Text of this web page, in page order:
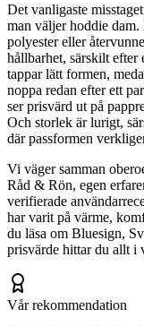
Det vanligaste
man väljer hoddie
polyester eller
hållbarhet, särskilt efter
tappar lätt formen,
noppa redan efter ett
ser prisvärd ut på
Och storlek är lurigt,
där passformen
Vi väger samman
Råd & Rön, egen
verifierade
har varit på värme,
du läsa om Bluesign,
prisvärde hittar du allt i
Vår rekommendation